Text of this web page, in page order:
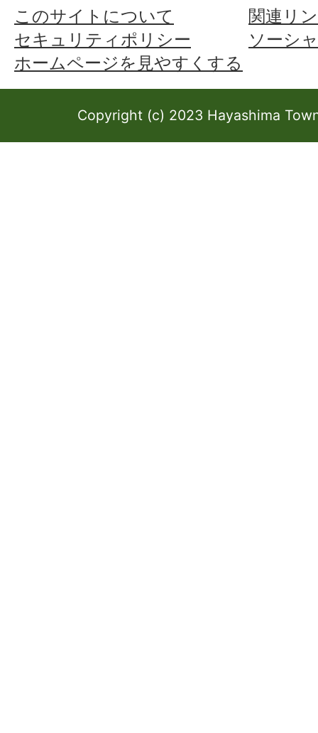
このサイトについて
関連リ
セキュリティポリシー
ソーシ
ホームページを見やすくする
Copyright (c) 2023 Hayashima